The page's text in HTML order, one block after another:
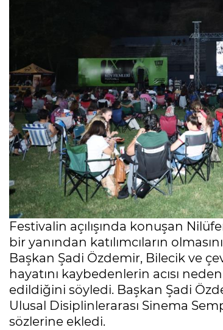
Festivalin açılışında konuşan
bir yanından katılımcıların
Başkan Şadi Özdemir, Bilecik ve
hayatını kaybedenlerin acısı
edildiğini söyledi. Başkan Şadi
Ulusal Disiplinlerarası Sinema
sözlerine ekledi.